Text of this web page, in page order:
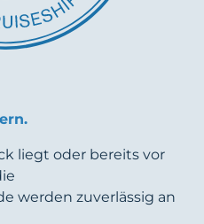
liegt oder bereits vor
werden zuverlässig an